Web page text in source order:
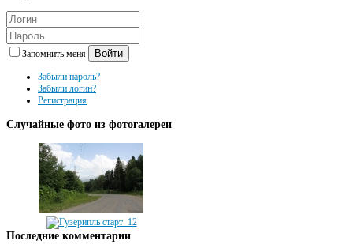
Запомнить меня Войти
Забыли пароль?
Забыли логин?
Регистрация
Случайные фото из фотогалереи
Последние комментарии